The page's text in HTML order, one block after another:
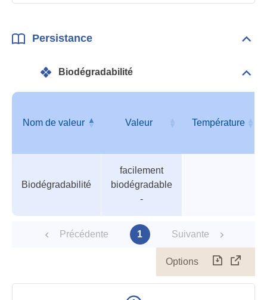
Persistance
Biodégradabilité
paramètres
Nom de valeur Valeur Température
Biodégradabilité
facilement
biodégradable
-
Précédente 1 Suivante
Options
le